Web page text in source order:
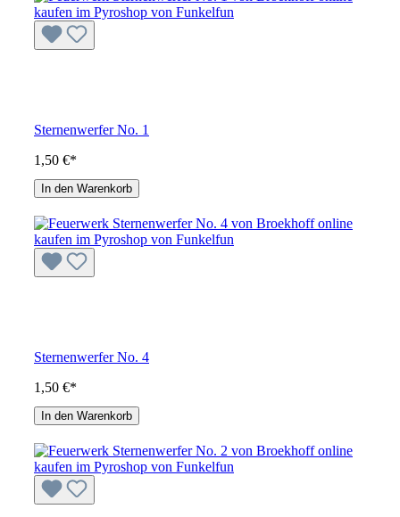
Sternenwerfer No. 1
1,50 €*
In den Warenkorb
Sternenwerfer No. 4
1,50 €*
In den Warenkorb